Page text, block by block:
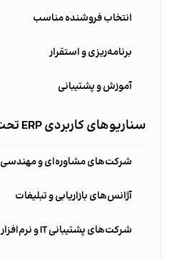
انتخاب فروشنده مناسب
برنامه‌ریزی و استقرار
آموزش و پشتیبانی
سناریوهای کاربردی ERP تحت وب در صنایع خدماتی
شرکت‌های مشاوره‌ای و مهندسی
آژانس‌های بازاریابی و تبلیغات
شرکت‌های پشتیبانی IT و نرم‌افزاری